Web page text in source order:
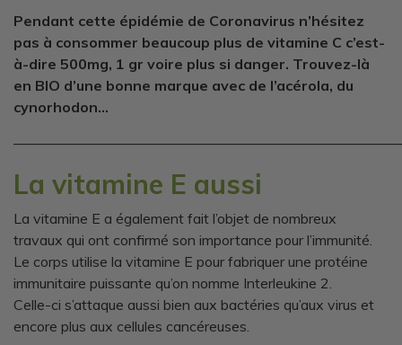
Pendant cette épidémie de Coronavirus n’hésitez
pas à consommer beaucoup plus de vitamine C c’est-
à-dire 500mg, 1 gr voire plus si danger. Trouvez-là
en BIO d’une bonne marque avec de l’acérola, du
cynorhodon…
La vitamine E aussi
La vitamine E a également fait l’objet de nombreux
travaux qui ont confirmé son importance pour l’immunité.
Le corps utilise la vitamine E pour fabriquer une protéine
immunitaire puissante qu’on nomme Interleukine 2.
Celle-ci s’attaque aussi bien aux bactéries qu’aux virus et
encore plus aux cellules cancéreuses.